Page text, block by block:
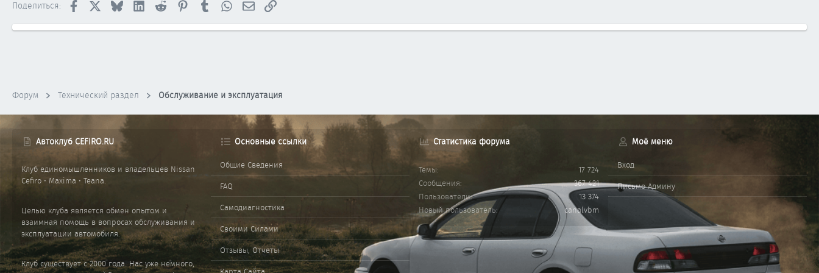
Поделиться: Facebook Bluesky LinkedInReddit PinterestTumblrWhatsAppЭлектронная почта
Ссылка
Форум Технический раздел Обслуживание и эксплуатация
Автоклуб CEFIRO.RU
Клуб единомышленников и владельцев Nissan
Cefiro • Maxima • Teana.
Целью клуба является обмен опытом и
взаимная помощь в вопросах обслуживания и
эксплуатации автомобиля.
Клуб существует с 2000 года. Нас уже немного,
Основные ссылки
Общие Сведения
FAQ
Самодиагностика
Своими Силами
Отзывы, Отчеты
Статистика форума
Темы
17 724
Сообщения
367 421
Пользователи
13 374
Новый пользователь
canalvbm
Моё меню
Вход
Письмо Админу